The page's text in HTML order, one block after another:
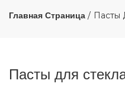
Главная Страница Пасты
Пасты для